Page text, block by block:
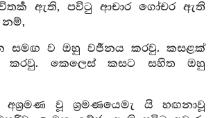
විතර්‍ක ඇති, පවිටු ආචාර ගෝචර ඇති
සමඟ ව ඔහු වර්‍ජනය කරවු. කසළක්
කරවු. කෙලෙස් කසට සහිත ඔහු
අශ්‍රමණ වූ ශ්‍රමණයෙමැ යි හඟනාවූ